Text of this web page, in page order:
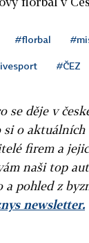
#florbal
#ČEZ
se děje v
si o
firem a
naši top
a pohled z
newsletter.